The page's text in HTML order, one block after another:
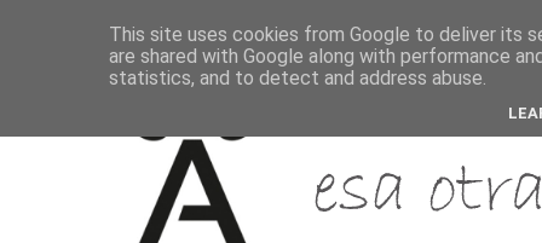
This site uses cookies from Google to deliver its
are shared with Google along with performance
statistics, and to detect and address abuse.